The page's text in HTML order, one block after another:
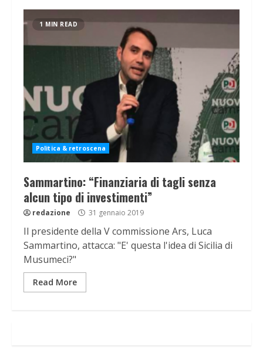
1 MIN READ
Politica & retroscena
Sammartino: “Finanziaria di tagli senza
alcun tipo di investimenti”
redazione 31 gennaio 2019
Il presidente della V commissione Ars, Luca
Sammartino, attacca: "E' questa l'idea di Sicilia di
Musumeci?"
Read More